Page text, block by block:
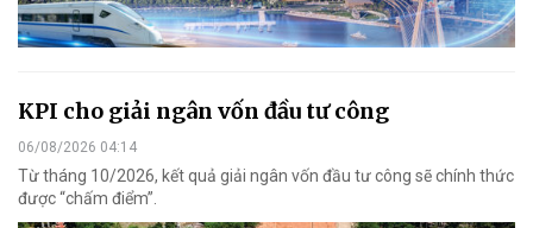
KPI cho giải ngân vốn đầu tư công
06/08/2026 04:14
Từ tháng 10/2026, kết quả giải ngân vốn đầu tư công sẽ chính thức
được “chấm điểm”.